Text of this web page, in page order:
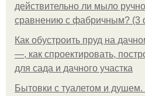
действительно ли мыло
сравнению с фабричным? (3
Как обустроить пруд на
—, как спроектировать,
для сада и дачного участка
Бытовки с туалетом и